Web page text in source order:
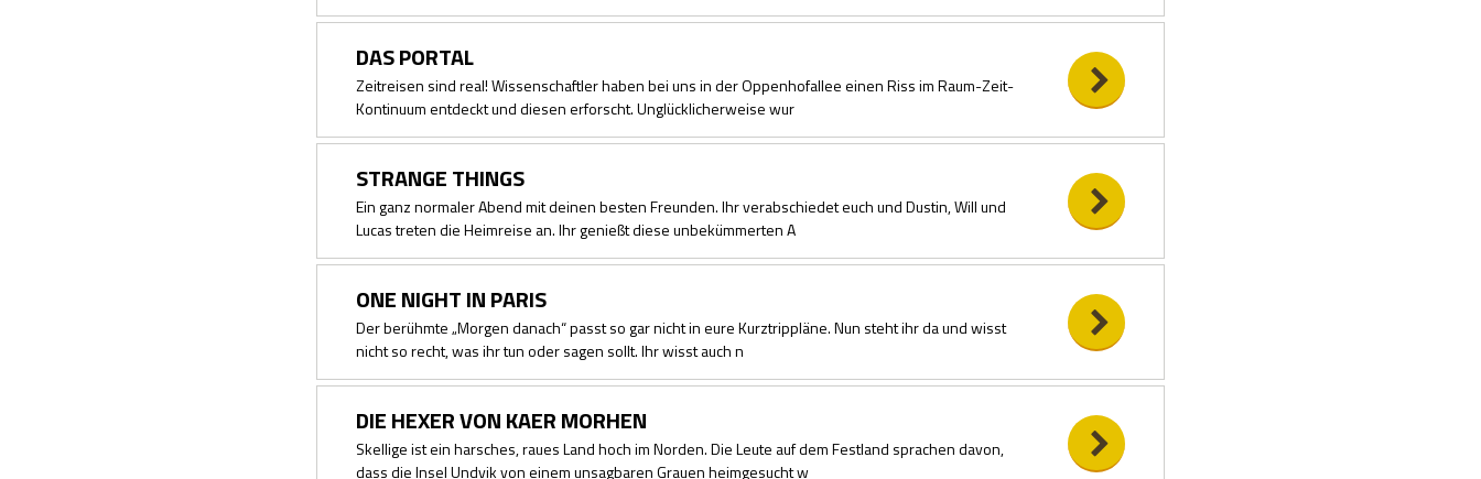
DAS PORTAL
Zeitreisen sind real! Wissenschaftler haben bei uns in der Oppenhofallee einen Riss im Raum-Zeit-
Kontinuum entdeckt und diesen erforscht. Unglücklicherweise wur
STRANGE THINGS
Ein ganz normaler Abend mit deinen besten Freunden. Ihr verabschiedet euch und Dustin, Will und
Lucas treten die Heimreise an. Ihr genießt diese unbekümmerten A
ONE NIGHT IN PARIS
Der berühmte „Morgen danach“ passt so gar nicht in eure Kurztrippläne. Nun steht ihr da und wisst
nicht so recht, was ihr tun oder sagen sollt. Ihr wisst auch n
DIE HEXER VON KAER MORHEN
Skellige ist ein harsches, raues Land hoch im Norden. Die Leute auf dem Festland sprachen davon,
dass die Insel Undvik von einem unsagbaren Grauen heimgesucht w